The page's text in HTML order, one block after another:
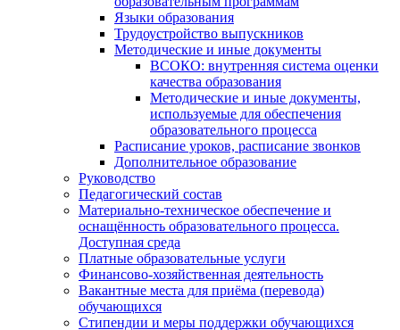
Языки образования
Трудоустройство выпускников
Методические и иные документы
ВСОКО: внутренняя система оценки
качества образования
Методические и иные документы,
используемые для обеспечения
образовательного процесса
Расписание уроков, расписание звонков
Дополнительное образование
Руководство
Педагогический состав
Материально-техническое обеспечение и
оснащённость образовательного процесса.
Доступная среда
Платные образовательные услуги
Финансово-хозяйственная деятельность
Вакантные места для приёма (перевода)
обучающихся
Стипендии и меры поддержки обучающихся